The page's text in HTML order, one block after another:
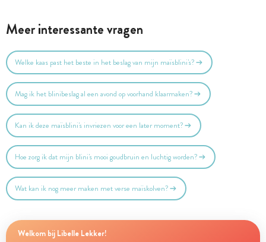
Meer interessante vragen
Welke kaas past het beste in het beslag van mijn maïsblini's?
Mag ik het blinibeslag al een avond op voorhand klaarmaken?
Kan ik deze maïsblini's invriezen voor een later moment?
Hoe zorg ik dat mijn blini's mooi goudbruin en luchtig worden?
Wat kan ik nog meer maken met verse maïskolven?
Welkom bij Libelle Lekker!